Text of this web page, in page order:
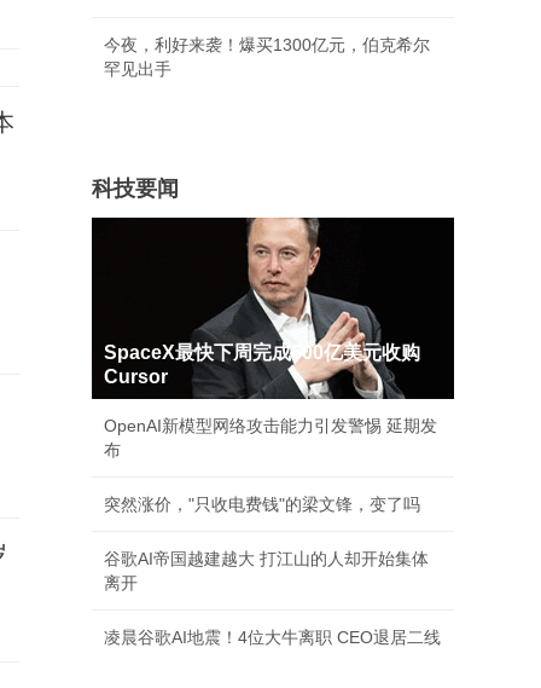
今夜，利好来袭！爆买1300亿元，伯克希尔
罕见出手
科技要闻
SpaceX最快下周完成600亿美元收购
Cursor
OpenAI新模型网络攻击能力引发警惕 延期发
布
突然涨价，"只收电费钱"的梁文锋，变了吗
谷歌AI帝国越建越大 打江山的人却开始集体
离开
凌晨谷歌AI地震！4位大牛离职 CEO退居二线